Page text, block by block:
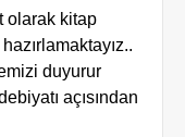
olarak kitap
duyurur
açısından